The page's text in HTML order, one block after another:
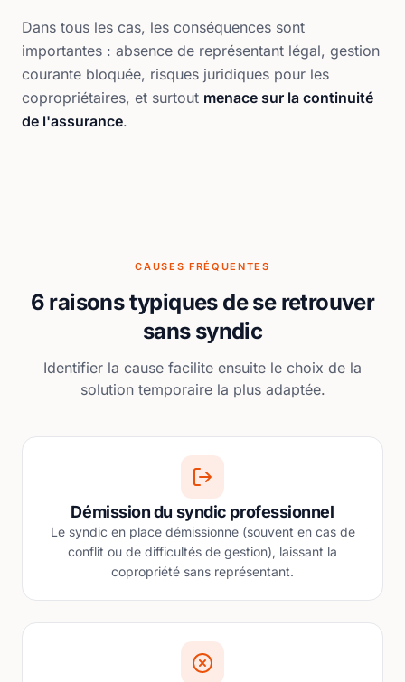
Dans tous les cas, les conséquences sont
importantes : absence de représentant légal, gestion
courante bloquée, risques juridiques pour les
copropriétaires, et surtout menace sur la continuité
de l'assurance.
CAUSES FRÉQUENTES
6 raisons typiques de se retrouver
sans syndic
Identifier la cause facilite ensuite le choix de la
solution temporaire la plus adaptée.
Démission du syndic professionnel
Le syndic en place démissionne (souvent en cas de
conflit ou de difficultés de gestion), laissant la
copropriété sans représentant.